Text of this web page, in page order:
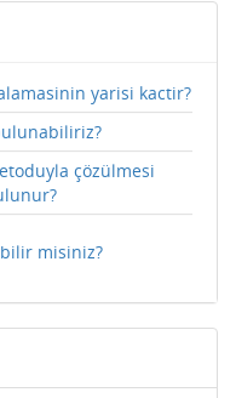
yarisi kactir?
çözülmesi
misiniz?